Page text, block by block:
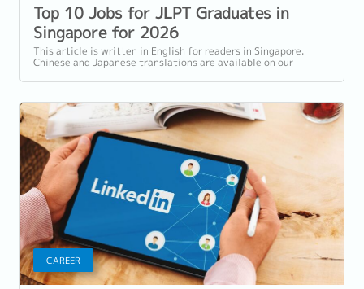
Top 10 Jobs for JLPT Graduates in
Singapore for 2026
This article is written in English for readers in Singapore.
Chinese and Japanese translations are available on our
CAREER